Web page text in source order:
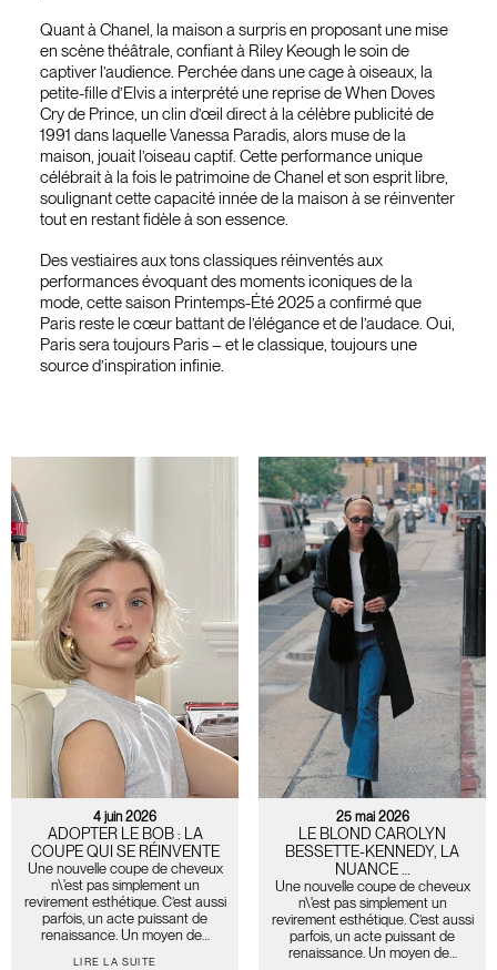
Quant à Chanel, la maison a surpris en proposant une mise
en scène théâtrale, confiant à Riley Keough le soin de
captiver l’audience. Perchée dans une cage à oiseaux, la
petite-fille d’Elvis a interprété une reprise de When Doves
Cry de Prince, un clin d’œil direct à la célèbre publicité de
1991 dans laquelle Vanessa Paradis, alors muse de la
maison, jouait l’oiseau captif. Cette performance unique
célébrait à la fois le patrimoine de Chanel et son esprit libre,
soulignant cette capacité innée de la maison à se réinventer
tout en restant fidèle à son essence.
Des vestiaires aux tons classiques réinventés aux
performances évoquant des moments iconiques de la
mode, cette saison Printemps-Été 2025 a confirmé que
Paris reste le cœur battant de l’élégance et de l’audace. Oui,
Paris sera toujours Paris – et le classique, toujours une
source d’inspiration infinie.
4 juin 2026
ADOPTER LE BOB : LA
COUPE QUI SE RÉINVENTE
Une nouvelle coupe de cheveux
n\'est pas simplement un
revirement esthétique. C’est aussi
parfois, un acte puissant de
renaissance. Un moyen de…
LIRE LA SUITE
25 mai 2026
LE BLOND CAROLYN
BESSETTE-KENNEDY, LA
NUANCE …
Une nouvelle coupe de cheveux
n\'est pas simplement un
revirement esthétique. C’est aussi
parfois, un acte puissant de
renaissance. Un moyen de…